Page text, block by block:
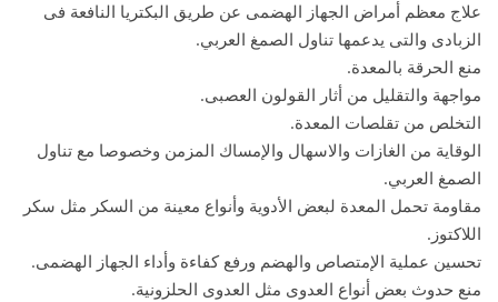
علاج معظم أمراض الجهاز الهضمى عن طريق البكتريا النافعة فى
الزبادى والتى يدعمها تناول الصمغ العربي.
منع الحرقة بالمعدة.
مواجهة والتقليل من أثار القولون العصبى.
التخلص من تقلصات المعدة.
الوقاية من الغازات والاسهال والإمساك المزمن وخصوصا مع تناول
الصمغ العربي.
مقاومة تحمل المعدة لبعض الأدوية وأنواع معينة من السكر مثل سكر
اللاكتوز.
تحسين عملية الإمتصاص والهضم ورفع كفاءة وأداء الجهاز الهضمى.
منع حدوث بعض أنواع العدوى مثل العدوى الحلزونية.